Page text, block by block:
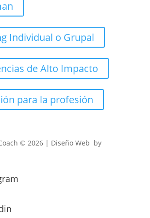
Individual o Grupal
de Alto Impacto
para la profesión
© 2026 | Diseño Web by